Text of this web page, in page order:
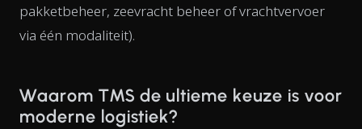
pakketbeheer, zeevracht beheer of vrachtvervoer
via één modaliteit).
Waarom TMS de ultieme keuze is voor
moderne logistiek?